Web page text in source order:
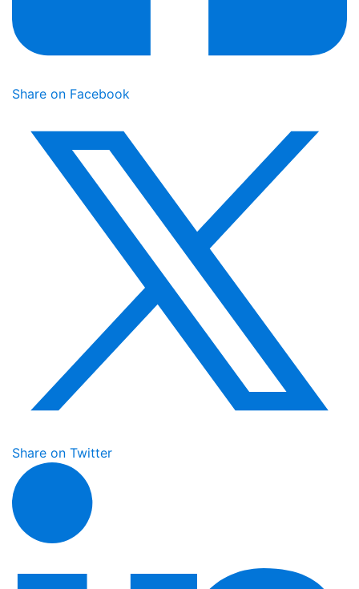
Share on Facebook
Share on Twitter